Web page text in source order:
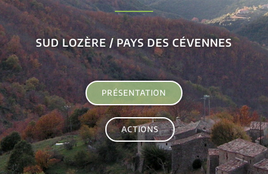
SUD LOZÈRE / PAYS DES CÉVENNES
PRÉSENTATION
ACTIONS